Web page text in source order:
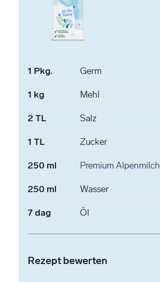
1 Pkg. Germ
1 kg Mehl
2 TL Salz
1 TL Zucker
250 ml Premium Alpenmilch
250 ml Wasser
7dag Öl
Rezept bewerten